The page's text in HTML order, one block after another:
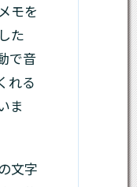
モを
た
で音
れる
ま
文字